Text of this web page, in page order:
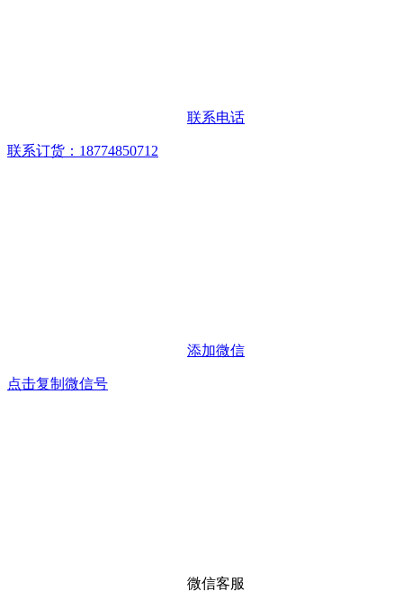
联系电话
联系订货：18774850712
添加微信
点击复制微信号
微信客服